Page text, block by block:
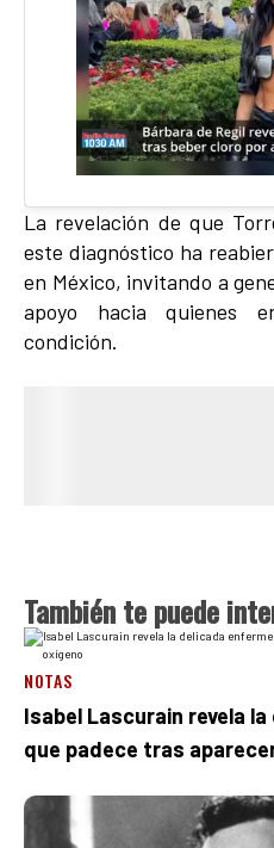
La revelación de que
este diagnóstico ha
en México, invitando a
apoyo hacia quienes
condición.
También te puede
NOTAS
Isabel Lascurain revela
que padece tras